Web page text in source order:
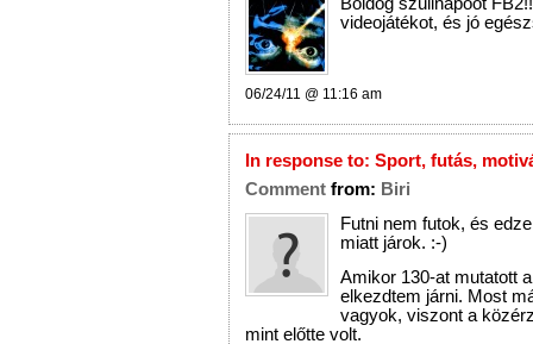
videojátékot, és jó
06/24/11 @ 11:16 am
In response to:Sport, futás,
Comment from: Biri
Futni nem futok, és
miatt járok. :-)
Amikor 130-at mutatott
elkezdtem járni. Most
vagyok, viszont a
mint előtte volt.